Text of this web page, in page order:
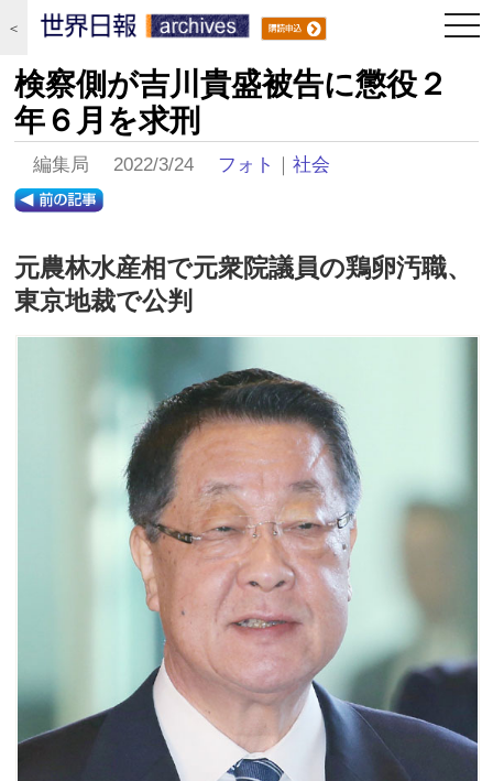
＜
検察側が吉川貴盛被告に懲役２
年６月を求刑
編集局 2022/3/24 フォト ｜社会
元農林水産相で元衆院議員の鶏卵汚職、
東京地裁で公判